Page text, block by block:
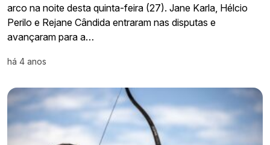
arco na noite desta quinta-feira (27). Jane Karla, Hélcio
Perilo e Rejane Cândida entraram nas disputas e
avançaram para a…
há 4 anos